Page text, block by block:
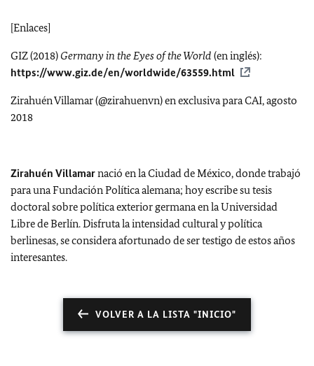
[Enlaces]
GIZ (2018) Germany in the Eyes of the World (en inglés):
https://www.giz.de/en/worldwide/63559.html
Zirahuén Villamar (@zirahuenvn) en exclusiva para CAI, agosto
2018
Zirahuén Villamarnació en la Ciudad de México, donde trabajó
para una Fundación Política alemana; hoy escribe su tesis
doctoral sobre política exterior germana en la Universidad
Libre de Berlín. Disfruta la intensidad cultural y política
berlinesas, se considera afortunado de ser testigo de estos años
interesantes.
VOLVER A LA LISTA "INICIO"